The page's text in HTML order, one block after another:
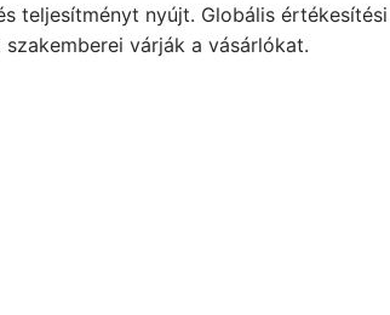
teljesítményt nyújt. Globális
várják a vásárlókat.